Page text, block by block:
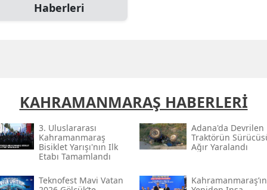
Konya
Kütahya
Malatya
Manisa
Haberleri
KAHRAMANMARAŞ HABERLERİ
3. Uluslararası
Kahramanmaraş
Bisiklet Yarışı'nın Ilk
Etabı Tamamlandı
Adana'da Devrilen
Traktörün
Ağır Yaralandı
Teknofest Mavi Vatan
Kahramanmaraş’ın